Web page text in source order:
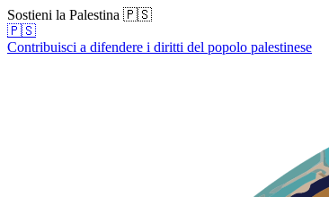
Sostieni la Palestina 🇵🇸
🇵🇸
Contribuisci a difendere i diritti del popolo palestinese